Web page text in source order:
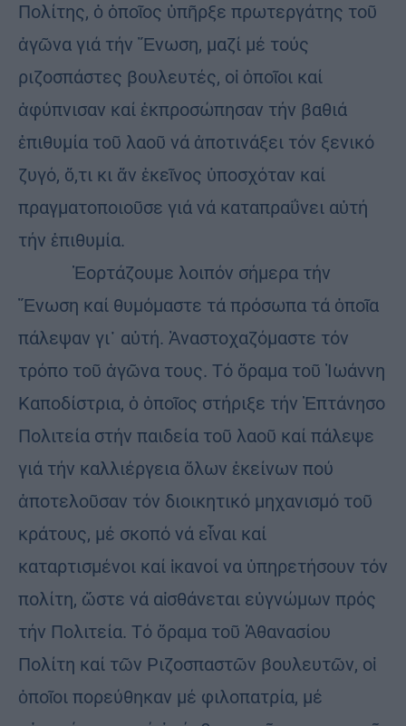
Πολίτης, ὁ ὁποῖος ὑπῆρξε πρωτεργάτης τοῦ
ἀγῶνα γιά τήν Ἕνωση, μαζί μέ τούς
ριζοσπάστες βουλευτές, οἱ ὁποῖοι καί
ἀφύπνισαν καί ἐκπροσώπησαν τήν βαθιά
ἐπιθυμία τοῦ λαοῦ νά ἀποτινάξει τόν ξενικό
ζυγό, ὅ,τι κι ἄν ἐκεῖνος ὑποσχόταν καί
πραγματοποιοῦσε γιά νά καταπραΰνει αὐτή
τήν ἐπιθυμία.
Ἑορτάζουμε λοιπόν σήμερα τήν
Ἕνωση καί θυμόμαστε τά πρόσωπα τά ὁποῖα
πάλεψαν γι᾽ αὐτή. Ἀναστοχαζόμαστε τόν
τρόπο τοῦ ἀγῶνα τους. Τό ὅραμα τοῦ Ἰωάννη
Καποδίστρια, ὁ ὁποῖος στήριξε τήν Ἑπτάνησο
Πολιτεία στήν παιδεία τοῦ λαοῦ καί πάλεψε
γιά τήν καλλιέργεια ὅλων ἐκείνων πού
ἀποτελοῦσαν τόν διοικητικό μηχανισμό τοῦ
κράτους, μέ σκοπό νά εἶναι καί
καταρτισμένοι καί ἱκανοί να ὑπηρετήσουν τόν
πολίτη, ὥστε νά αἰσθάνεται εὐγνώμων πρός
τήν Πολιτεία. Τό ὅραμα τοῦ Ἀθανασίου
Πολίτη καί τῶν Ριζοσπαστῶν βουλευτῶν, οἱ
ὁποῖοι πορεύθηκαν μέ φιλοπατρία, μέ